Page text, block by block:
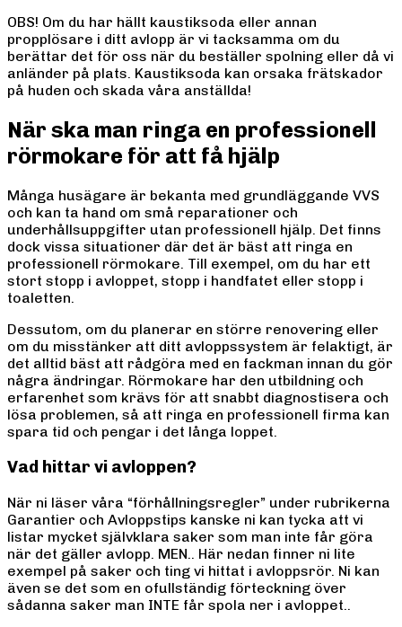
OBS! Om du har hällt kaustiksoda eller annan
propplösare i ditt avlopp är vi tacksamma om du
berättar det för oss när du beställer spolning eller då vi
anländer på plats. Kaustiksoda kan orsaka frätskador
på huden och skada våra anställda!
När ska man ringa en professionell
rörmokare för att få hjälp
Många husägare är bekanta med grundläggande VVS
och kan ta hand om små reparationer och
underhållsuppgifter utan professionell hjälp. Det finns
dock vissa situationer där det är bäst att ringa en
professionell rörmokare. Till exempel, om du har ett
stort stopp i avloppet, stopp i handfatet eller stopp i
toaletten.
Dessutom, om du planerar en större renovering eller
om du misstänker att ditt avloppssystem är felaktigt, är
det alltid bäst att rådgöra med en fackman innan du gör
några ändringar. Rörmokare har den utbildning och
erfarenhet som krävs för att snabbt diagnostisera och
lösa problemen, så att ringa en professionell firma kan
spara tid och pengar i det långa loppet.
Vad hittar vi avloppen?
När ni läser våra “förhållningsregler” under rubrikerna
Garantier och Avloppstips kanske ni kan tycka att vi
listar mycket självklara saker som man inte får göra
när det gäller avlopp. MEN.. Här nedan finner ni lite
exempel på saker och ting vi hittat i avloppsrör. Ni kan
även se det som en ofullständig förteckning över
sådanna saker man INTE får spola ner i avloppet..